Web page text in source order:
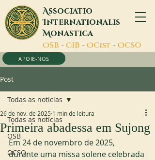
Associatio
Internationalis
Monastica
OSB - CIB - OCist - OCSO
APOIE-NOS
Post
Todas as notícias
OSB
OCSO
Todas as notícias
Primeira abadessa em Sujong
26 de nov. de 2025 1 min de leitura
Em 24 de novembro de 2025,
durante uma missa solene celebrada